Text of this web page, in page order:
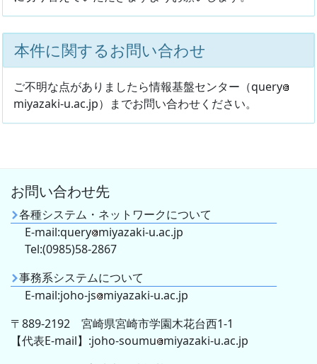
本件に関するお問い合わせ
ご不明な点がありましたら情報基盤センター（query
miyazaki-u.ac.jp）までお問い合わせください。
お問い合わせ先
各種システム・ネットワークについて
E-mail:query miyazaki-u.ac.jp
Tel:(0985)58-2867
事務系システムについて
E-mail:joho-js miyazaki-u.ac.jp
〒889-2192 宮崎県宮崎市学園木花台西1-1
【代表E-mail】:joho-soumu miyazaki-u.ac.jp